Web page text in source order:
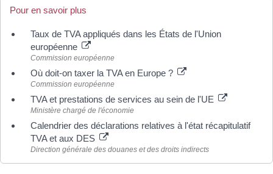
Pour en savoir plus
Taux de TVA appliqués dans les États de l'Union
européenne
Commission européenne
Où doit-on taxer la TVA en Europe ?
Commission européenne
TVA et prestations de services au sein de l'UE
Ministère chargé de l'économie
Calendrier des déclarations relatives à l'état récapitulatif
TVA et aux DES
Direction générale des douanes et des droits indirects